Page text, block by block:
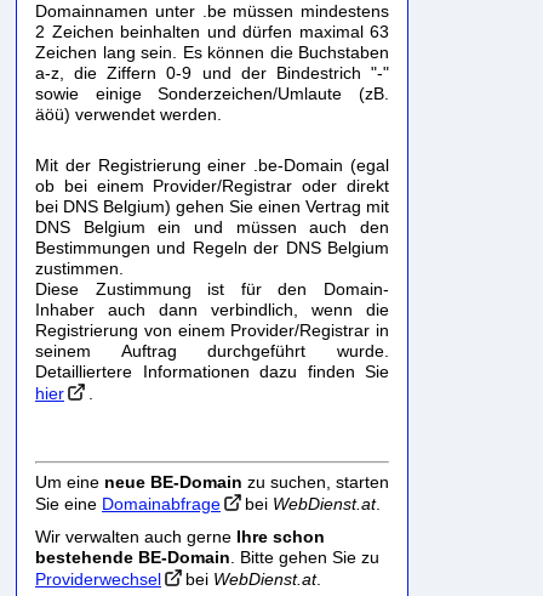
Domainnamen unter .be müssen mindestens
2 Zeichen beinhalten und dürfen maximal 63
Zeichen lang sein. Es können die Buchstaben
a-z, die Ziffern 0-9 und der Bindestrich "-"
sowie einige Sonderzeichen/Umlaute (zB.
äöü) verwendet werden.
Mit der Registrierung einer .be-Domain (egal
ob bei einem Provider/Registrar oder direkt
bei DNS Belgium) gehen Sie einen Vertrag mit
DNS Belgium ein und müssen auch den
Bestimmungen und Regeln der DNS Belgium
zustimmen.
Diese Zustimmung ist für den Domain-
Inhaber auch dann verbindlich, wenn die
Registrierung von einem Provider/Registrar in
seinem Auftrag durchgeführt wurde.
Detailliertere Informationen dazu finden Sie
hier
Um eine neue BE-Domain zu suchen, starten
Sie eine Domainabfrage bei WebDienst.at.
Wir verwalten auch gerne Ihre schon
bestehende BE-Domain . Bitte gehen Sie zu
Providerwechsel
bei WebDienst.at.